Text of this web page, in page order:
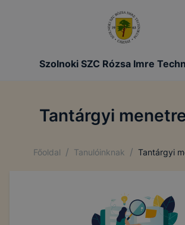
Szolnoki SZC Rózsa Imre
Tantárgyi
Főoldal / Tanulóinknak / Tantárgyi